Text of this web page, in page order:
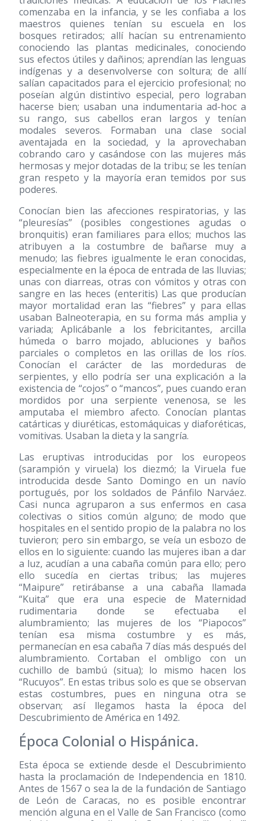
comenzaba en la infancia, y se les confiaba a los
maestros quienes tenían su escuela en los
bosques retirados; allí hacían su entrenamiento
conociendo las plantas medicinales, conociendo
sus efectos útiles y dañinos; aprendían las lenguas
indígenas y a desenvolverse con soltura; de allí
salían capacitados para el ejercicio profesional; no
poseían algún distintivo especial, pero lograban
hacerse bien; usaban una indumentaria ad-hoc a
su rango, sus cabellos eran largos y tenían
modales severos. Formaban una clase social
aventajada en la sociedad, y la aprovechaban
cobrando caro y casándose con las mujeres más
hermosas y mejor dotadas de la tribu; se les tenían
gran respeto y la mayoría eran temidos por sus
poderes.
Conocían bien las afecciones respiratorias, y las
“pleuresías” (posibles congestiones agudas o
bronquitis) eran familiares para ellos; muchos las
atribuyen a la costumbre de bañarse muy a
menudo; las fiebres igualmente le eran conocidas,
especialmente en la época de entrada de las lluvias;
unas con diarreas, otras con vómitos y otras con
sangre en las heces (enteritis) Las que producían
mayor mortalidad eran las “fiebres” y para ellas
usaban Balneoterapia, en su forma más amplia y
variada; Aplicábanle a los febricitantes, arcilla
húmeda o barro mojado, abluciones y baños
parciales o completos en las orillas de los ríos.
Conocían el carácter de las mordeduras de
serpientes, y ello podría ser una explicación a la
existencia de “cojos” o “mancos”, pues cuando eran
mordidos por una serpiente venenosa, se les
amputaba el miembro afecto. Conocían plantas
catárticas y diuréticas, estomáquicas y diaforéticas,
vomitivas. Usaban la dieta y la sangría.
Las eruptivas introducidas por los europeos
(sarampión y viruela) los diezmó; la Viruela fue
introducida desde Santo Domingo en un navío
portugués, por los soldados de Pánfilo Narváez.
Casi nunca agruparon a sus enfermos en casa
colectivas o sitios común alguno; de modo que
hospitales en el sentido propio de la palabra no los
tuvieron; pero sin embargo, se veía un esbozo de
ellos en lo siguiente: cuando las mujeres iban a dar
a luz, acudían a una cabaña común para ello; pero
ello sucedía en ciertas tribus; las mujeres
“Maipure” retirábanse a una cabaña llamada
“Kuita” que era una especie de Maternidad
rudimentaria donde se efectuaba el
alumbramiento; las mujeres de los “Piapocos”
tenían esa misma costumbre y es más,
permanecían en esa cabaña 7 días más después del
alumbramiento. Cortaban el ombligo con un
cuchillo de bambú (situa); lo mismo hacen los
“Rucuyos”. En estas tribus solo es que se observan
estas costumbres, pues en ninguna otra se
observan; así llegamos hasta la época del
Descubrimiento de América en 1492.
Época Colonial o Hispánica.
Esta época se extiende desde el Descubrimiento
hasta la proclamación de Independencia en 1810.
Antes de 1567 o sea la de la fundación de Santiago
de León de Caracas, no es posible encontrar
mención alguna en el Valle de San Francisco (como